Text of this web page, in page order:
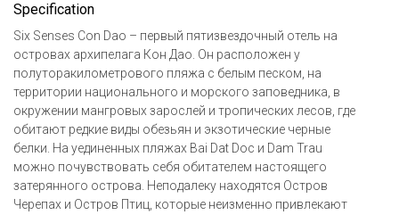
Specification
Six Senses Con Dao – первый пятизвездочный отель на
островах архипелага Кон Дао. Он расположен у
полуторакилометрового пляжа с белым песком, на
территории национального и морского заповедника, в
окружении мангровых зарослей и тропических лесов, где
обитают редкие виды обезьян и экзотические черные
белки. На уединенных пляжах Bai Dat Doc и Dam Trau
можно почувствовать себя обитателем настоящего
затерянного острова. Неподалеку находятся Остров
Черепах и Остров Птиц, которые неизменно привлекают